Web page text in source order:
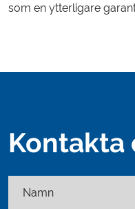
som en ytterligare
Kontakta
Namn